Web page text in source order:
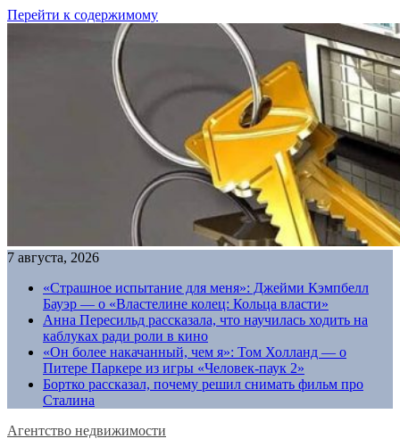
Перейти к содержимому
7 августа, 2026
«Страшное испытание для меня»: Джейми Кэмпбелл
Бауэр — о «Властелине колец: Кольца власти»
Анна Пересильд рассказала, что научилась ходить на
каблуках ради роли в кино
«Он более накачанный, чем я»: Том Холланд — о
Питере Паркере из игры «Человек-паук 2»
Бортко рассказал, почему решил снимать фильм про
Сталина
Агентство недвижимости